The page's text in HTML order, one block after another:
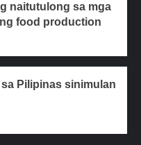
naitutulong sa mga
food production
Pilipinas sinimulan